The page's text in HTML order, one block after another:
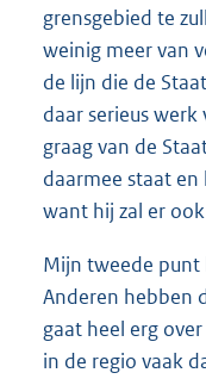
grensgebied te
weinig meer van
de lijn die de
daar serieus
graag van de
daarmee staat
want hij zal er
Mijn tweede
Anderen hebben
gaat heel erg
in de regio vaak